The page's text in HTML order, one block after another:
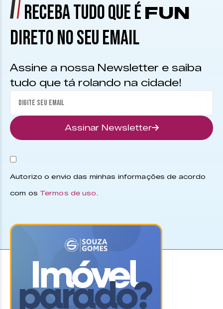
RECEBA TUDO QUE É FUN
DIRETO NO SEU EMAIL
Assine a nossa Newsletter e saiba
tudo que tá rolando na cidade!
Assinar Newsletter
Autorizo o envio das minhas informações de acordo
com os Termos de uso